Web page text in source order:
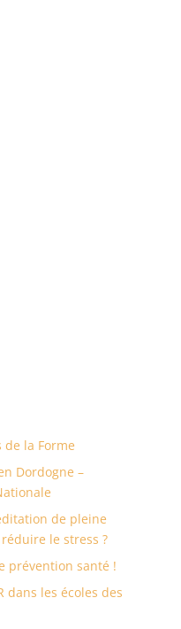
la Forme
Dordogne –
de pleine
le stress ?
prévention santé !
dans les écoles des